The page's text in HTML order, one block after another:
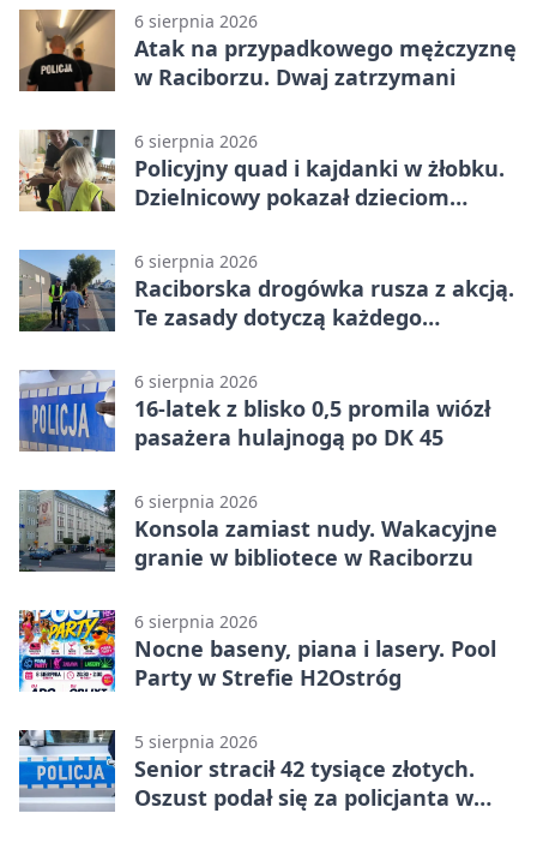
6 sierpnia 2026
Atak na przypadkowego mężczyznę
w Raciborzu. Dwaj zatrzymani
6 sierpnia 2026
Policyjny quad i kajdanki w żłobku.
Dzielnicowy pokazał dzieciom
6 sierpnia 2026
Raciborska drogówka rusza z akcją.
Te zasady dotyczą każdego
6 sierpnia 2026
16-latek z blisko 0,5 promila wiózł
pasażera hulajnogą po DK 45
6 sierpnia 2026
Konsola zamiast nudy. Wakacyjne
granie w bibliotece w Raciborzu
6 sierpnia 2026
Nocne baseny, piana i lasery. Pool
Party w Strefie H2Ostróg
5 sierpnia 2026
Senior stracił 42 tysiące złotych.
Oszust podał się za policjanta w